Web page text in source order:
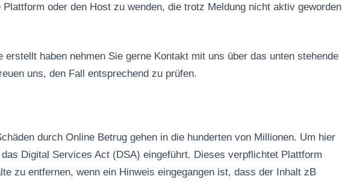
oder den Host zu wenden, die trotz Meldung nicht aktiv geworden
erstellt haben nehmen Sie gerne Kontakt mit uns über das unten stehende
uns, den Fall entsprechend zu prüfen.
durch Online Betrug gehen in die hunderten von Millionen. Um hier
Digital Services Act (DSA) eingeführt. Dieses verpflichtet Plattform
zu entfernen, wenn ein Hinweis eingegangen ist, dass der Inhalt zB